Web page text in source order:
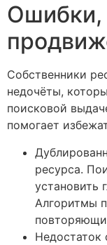
Собственники
недочёты,
поисковой
помогает
ресурса.
установить
Алгоритмы
Недостаток